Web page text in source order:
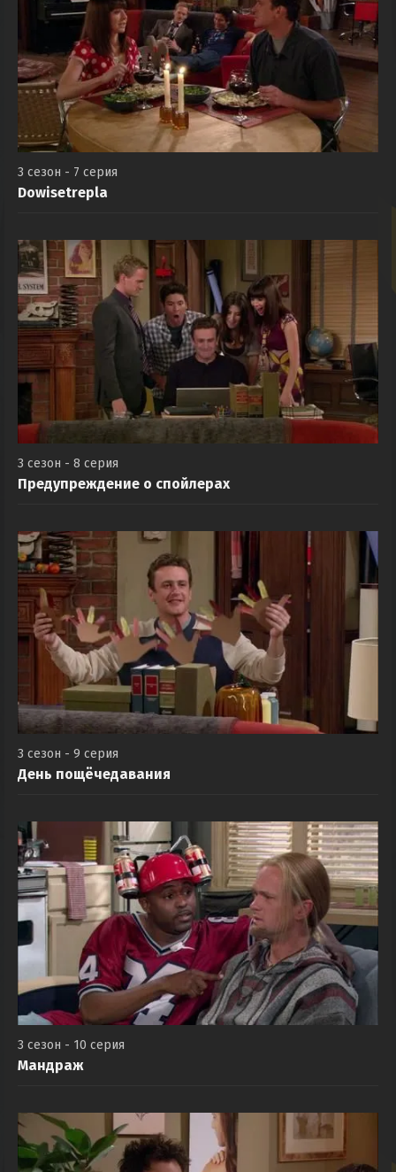
3 сезон - 7 серия
Dowisetrepla
3 сезон - 8 серия
Предупреждение о спойлерах
3 сезон - 9 серия
День пощёчедавания
3 сезон - 10 серия
Мандраж